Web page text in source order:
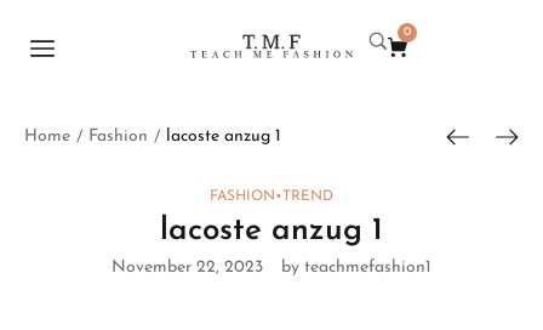
0
Home / Fashion / lacoste anzug 1
FASHION •TREND
lacoste anzug 1
November 22, 2023 by teachmefashion1